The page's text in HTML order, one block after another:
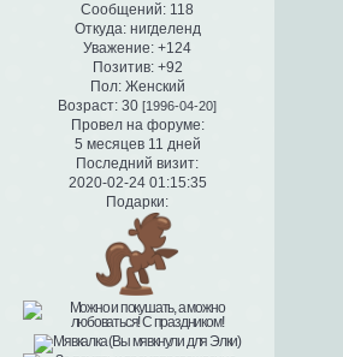
Сообщений: 118
Откуда:нигделенд
Уважение: +124
Позитив: +92
Пол:Женский
Возраст: 30 [1996-04-20]
Провел на форуме:
5 месяцев 11 дней
Последний визит:
2020-02-24 01:15:35
Подарки: